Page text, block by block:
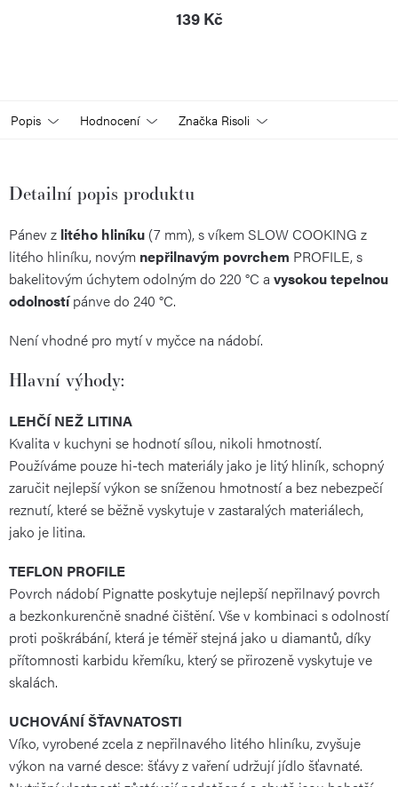
139 Kč
Popis Hodnocení Značka Risoli
Detailní popis produktu
Pánev z litého hliníku (7 mm), s víkem SLOW COOKING z
litého hliníku, novým nepřilnavým povrchem PROFILE, s
bakelitovým úchytem odolným do 220 °C a vysokou tepelnou
odolnostípánve do 240 °C.
Není vhodné pro mytí v myčce na nádobí.
Hlavní výhody:
LEHČÍ NEŽ LITINA
Kvalita v kuchyni se hodnotí sílou, nikoli hmotností.
Používáme pouze hi-tech materiály jako je litý hliník, schopný
zaručit nejlepší výkon se sníženou hmotností a bez nebezpečí
reznutí, které se běžně vyskytuje v zastaralých materiálech,
jako je litina.
TEFLON PROFILE
Povrch nádobí Pignatte poskytuje nejlepší nepřilnavý povrch
a bezkonkurenčně snadné čištění. Vše v kombinaci s odolností
proti poškrábání, která je téměř stejná jako u diamantů, díky
přítomnosti karbidu křemíku, který se přirozeně vyskytuje ve
skalách.
UCHOVÁNÍ ŠŤAVNATOSTI
Víko, vyrobené zcela z nepřilnavého litého hliníku, zvyšuje
výkon na varné desce: šťávy z vaření udržují jídlo šťavnaté.